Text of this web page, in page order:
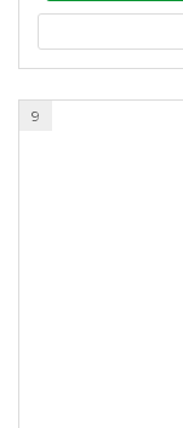
9